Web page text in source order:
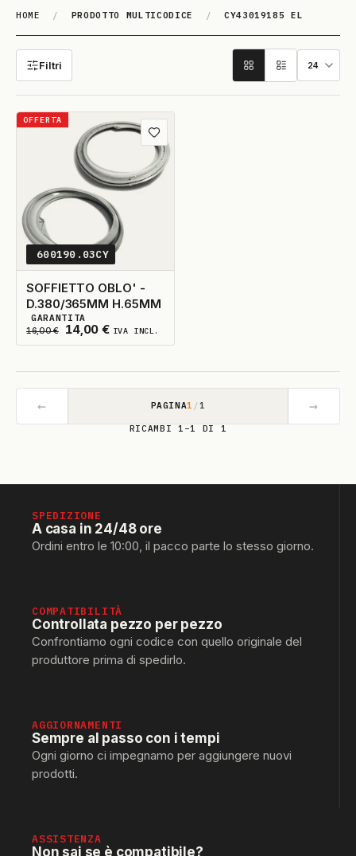
HOME / PRODOTTO MULTICODICE / CY43019185 EL
CY43019185 EL
Filtri
OFFERTA
Aggiungi ai preferiti
600190.03CY
SOFFIETTO OBLO' -
D.380/365MM H.65MM
16,00€ Il prezzo originale era: 16,00 €.
14,00 €Il prezzo attuale è: 14,00 €.
IVA INCL.
3DISPONIBILI
GARANTITA
← PAGINA1 /1 →
RICAMBI 1–1 DI 1
SPEDIZIONE
A casa in 24/48 ore
Ordini entro le 10:00, il pacco parte lo stesso giorno.
COMPATIBILITÀ
Controllata pezzo per pezzo
Confrontiamo ogni codice con quello originale del
produttore prima di spedirlo.
AGGIORNAMENTI
Sempre al passo con i tempi
Ogni giorno ci impegnamo per aggiungere nuovi
prodotti.
ASSISTENZA
Non sai se è compatibile?